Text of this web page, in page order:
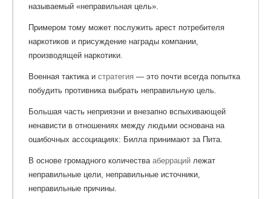
называемый «неправильная цель».
Примером тому может послужить арест потребителя
наркотиков и присуждение награды компании,
производящей наркотики.
Военная тактика и стратегия — это почти всегда попытка
побудить противника выбрать неправильную цель.
Большая часть неприязни и внезапно вспыхивающей
ненависти в отношениях между людьми основана на
ошибочных ассоциациях: Билла принимают за Пита.
В основе громадного количества аберраций лежат
неправильные цели, неправильные источники,
неправильные причины.